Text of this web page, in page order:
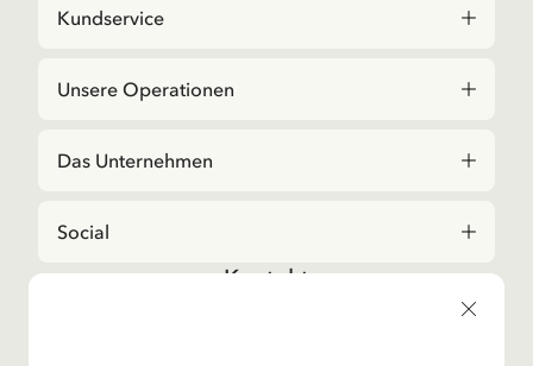
Kundservice
Unsere Operationen
Das Unternehmen
Social
Kontakt
Bei Fragen zu Bestellungen und zum Sortiment,